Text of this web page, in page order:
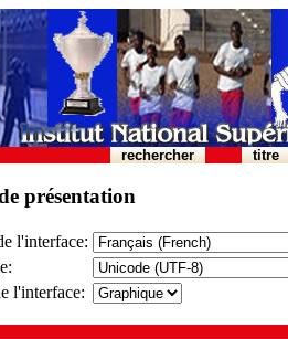
rechercher titre
présentation
l'interface:
l'interface: